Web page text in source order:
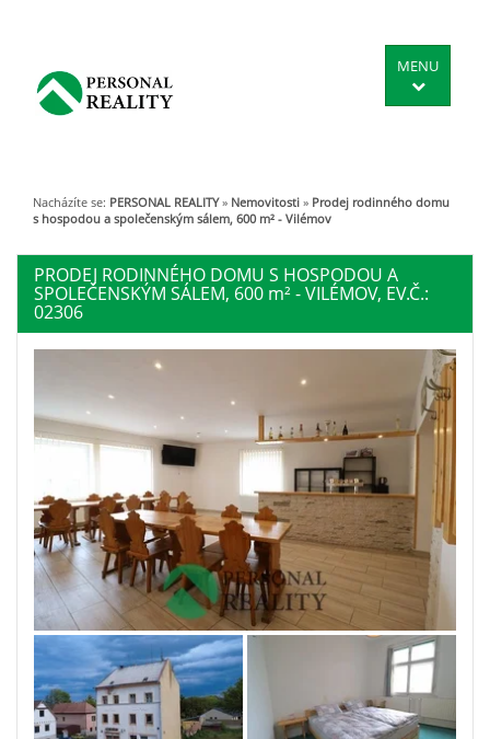
MENU
Nacházíte se: PERSONAL REALITY » Nemovitosti » Prodej rodinného domu
s hospodou a společenským sálem, 600 m² - Vilémov
PRODEJ RODINNÉHO DOMU S HOSPODOU A
SPOLEČENSKÝM SÁLEM, 600 m²- VILÉMOV, EV.Č.:
02306